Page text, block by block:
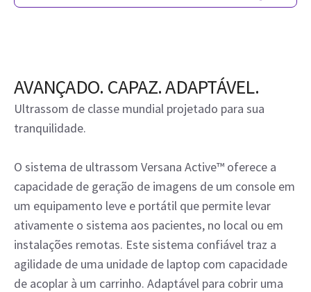
AVANÇADO. CAPAZ. ADAPTÁVEL.
Ultrassom de classe mundial projetado para sua
tranquilidade.
O sistema de ultrassom Versana Active™ oferece a
capacidade de geração de imagens de um console em
um equipamento leve e portátil que permite levar
ativamente o sistema aos pacientes, no local ou em
instalações remotas. Este sistema confiável traz a
agilidade de uma unidade de laptop com capacidade
de acoplar à um carrinho. Adaptável para cobrir uma